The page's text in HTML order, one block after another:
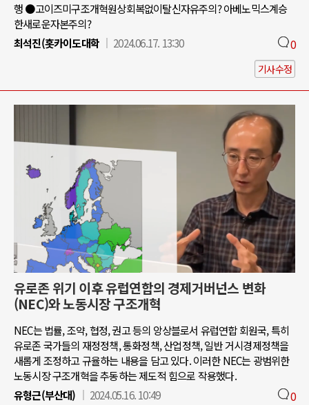
행 ●고이즈미구조개혁원상회복없이탈신자유주의? 아베노믹스계승
한새로운자본주의?
최석진(홋카이도대학
2024.06.17. 13:30 0
기사수정
유로존 위기 이후 유럽연합의 경제거버넌스 변화
(NEC)와 노동시장 구조개혁
NEC는 법률, 조약, 협정, 권고 등의 앙상블로서 유럽연합 회원국, 특히
유로존 국가들의 재정정책, 통화정책, 산업정책, 일반 거시경제정책을
새롭게 조정하고 규율하는 내용을 담고 있다. 이러한 NEC는 광범위한
노동시장 구조개혁을 추동하는 제도적 힘으로 작용했다.
유형근(부산대)
2024.05.16. 10:49 0